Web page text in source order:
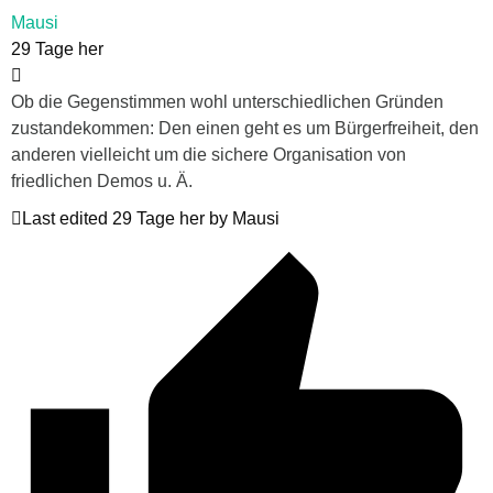
Mausi
29 Tage her
Ob die Gegenstimmen wohl unterschiedlichen Gründen
zustandekommen: Den einen geht es um Bürgerfreiheit, den
anderen vielleicht um die sichere Organisation von
friedlichen Demos u. Ä.
Last edited 29 Tage her by Mausi